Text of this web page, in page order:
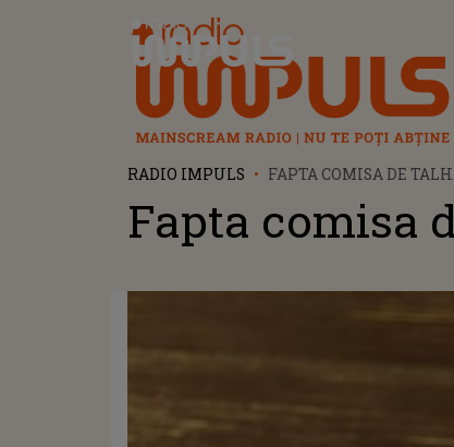
Radio Impuls
RADIO IMPULS FAPTA COMISA DE
Fapta comisa